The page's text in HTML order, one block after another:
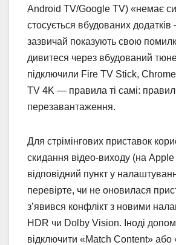
Android TV/Google TV) «немає
стосується вбудованих
зазвичай показують свою
дивитеся через вбудований
підключили Fire TV Stick,
TV 4K — правила ті самі:
перезавантаження.
Для стрімінгових приставок
скидання відео-виходу (на
відповідний пункт у
перевірте, чи не оновилася
з’явився конфлікт з новими
HDR чи Dolby Vision. Іноді
відключити «Match Content» або